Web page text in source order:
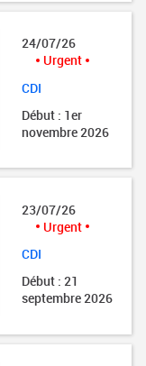
24/07/26
Urgent
CDI
Début : 1er
novembre 2026
23/07/26
Urgent
CDI
Début : 21
septembre 2026